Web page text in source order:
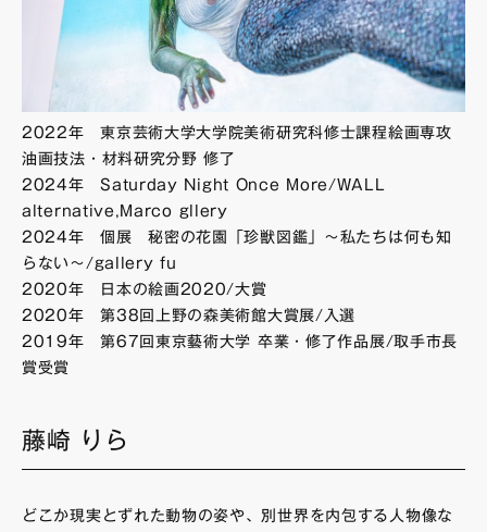
2022年 東京芸術大学大学院美術研究科修士課程絵画専攻
油画技法・材料研究分野 修了
2024年 Saturday Night Once More/WALL
alternative,Marco gllery
2024年 個展 秘密の花園「珍獣図鑑」〜私たちは何も知
らない〜/gallery fu
2020年 日本の絵画2020/大賞
2020年 第38回上野の森美術館大賞展/入選
2019年 第67回東京藝術大学 卒業・修了作品展/取手市長
賞受賞
藤崎 りら
どこか現実とずれた動物の姿や、別世界を内包する人物像な